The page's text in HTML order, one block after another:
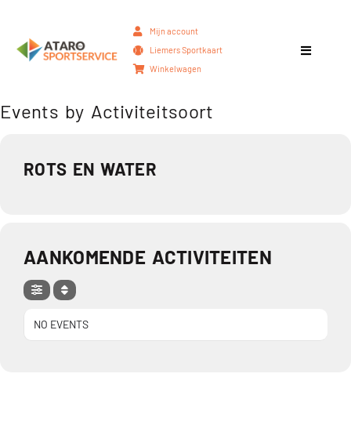
Mijn account
Liemers Sportkaart
Winkelwagen
Events by Activiteitsoort
ROTS EN WATER
AANKOMENDE ACTIVITEITEN
NO EVENTS